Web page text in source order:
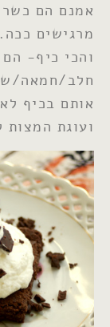
אמנם הם
מרגישים ככה.
והכי כיף-
חלב/חמאה/
אותם בכיף
ועוגת המצות